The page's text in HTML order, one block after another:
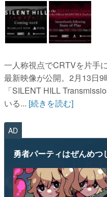
一人称視点でCRTVを片手
最新映像が公開。2月13日
「SILENT HILL
いる... [続きを読む]
AD
勇者パーティはぜんめつ